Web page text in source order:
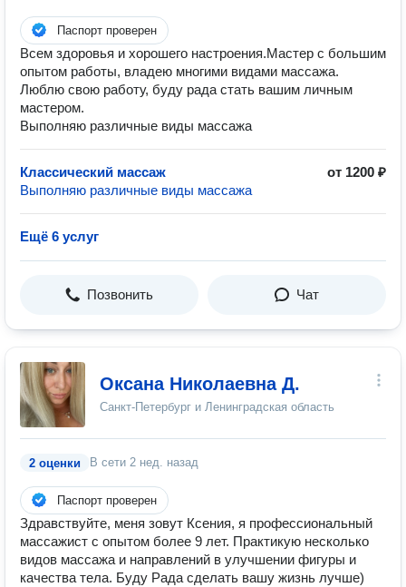
Паспорт проверен
Всем здоровья и хорошего настроения.Мастер с большим
опытом работы, владею многими видами массажа.
Люблю свою работу, буду рада стать вашим личным
мастером.
Выполняю различные виды массажа
Классический массаж
от 1200 ₽
Выполняю различные виды массажа
Ещё 6 услуг
Позвонить Чат
Оксана Николаевна Д.
Санкт-Петербург и Ленинградская область
2 оценки В сети 2 нед. назад
Паспорт проверен
Здравствуйте, меня зовут Ксения, я профессиональный
массажист с опытом более 9 лет. Практикую несколько
видов массажа и направлений в улучшении фигуры и
качества тела. Буду Рада сделать вашу жизнь лучше)